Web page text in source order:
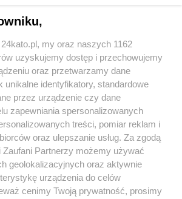
lokalnych
prywatności regulamin korzystania z portali
Skontakuj sięz nami
Kontakt
Wydawca
Redakcja
my oraz naszych 1162
uzyskujemy dostęp i przechowujemy
oraz przetwarzamy dane
unikalne identyfikatory, standardowe
przez urządzenie czy dane
zapewniania spersonalizowanych
treści, pomiar reklam i
oraz ulepszanie usług. Za zgodą
Partnerzy możemy używać
geolokalizacyjnych oraz aktywnie
urządzenia do celów
cenimy Twoją prywatność, prosimy